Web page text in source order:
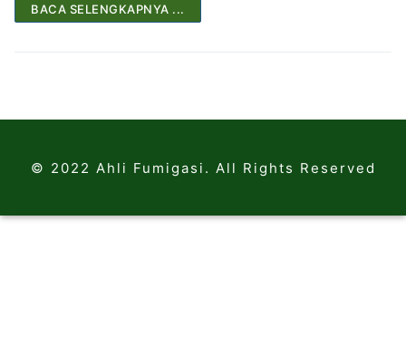
BACA SELENGKAPNYA ...
© 2022 Ahli Fumigasi. All Rights Reserved